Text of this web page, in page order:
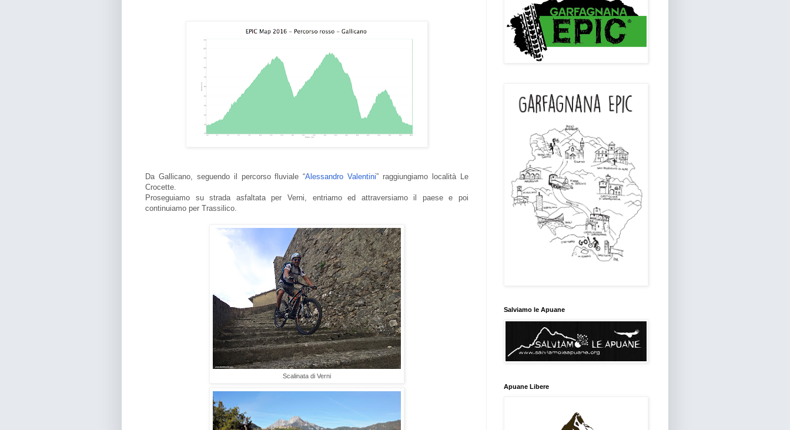
Da Gallicano, seguendo il percorso fluviale “Alessandro Valentini” raggiungiamo località Le
Crocette.
Proseguiamo su strada asfaltata per Verni, entriamo ed attraversiamo il paese e poi
continuiamo per Trassilico.
Scalinata di Verni
Salviamo le Apuane
Apuane Libere